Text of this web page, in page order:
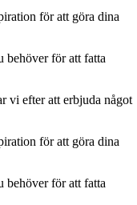
för att göra dina
behöver för att fatta
vi efter att erbjuda något
för att göra dina
behöver för att fatta